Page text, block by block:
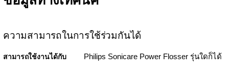
ความสามารถในการใช้ร่วมกันได้
สามารถใช้งานได้กับ Philips Sonicare Power Flosser รุ่นใดก็ได้